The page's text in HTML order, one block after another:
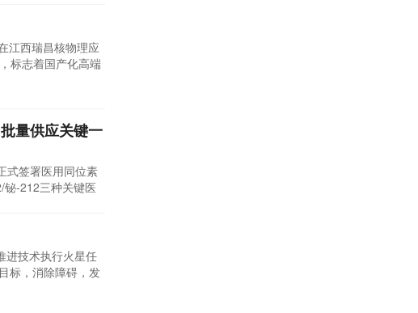
江西瑞昌核物理应
标志着国产化高端
理、高电压、高
备商品化能力主
量供应关键一
式签署医用同位素
-212三种关键医
进技术执行火星任
标，消除障碍，发
动力推进技术从
Reactor-1